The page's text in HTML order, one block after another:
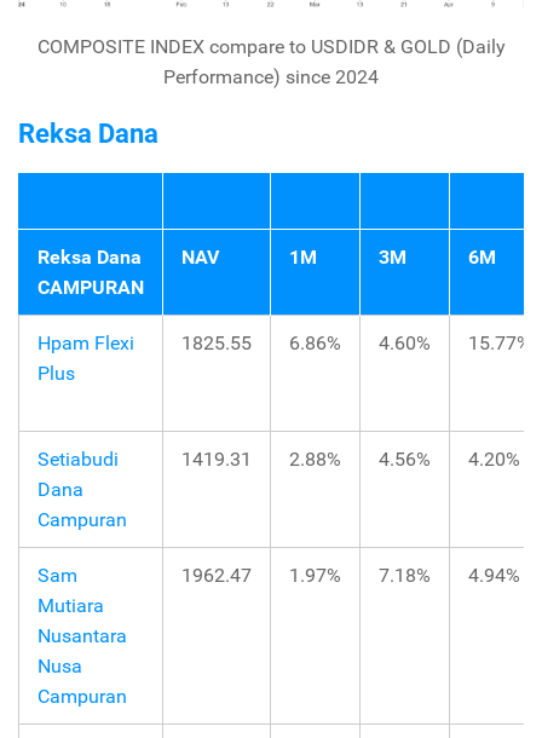
COMPOSITE INDEX compare to USDIDR & GOLD (Daily
Performance) since 2024
Reksa Dana
Reksa Dana
CAMPURAN
NAV 1M 3M 6M
Hpam Flexi
Plus
1825.55 6.86% 4.60% 15.77%
Setiabudi
Dana
Campuran
1419.31 2.88% 4.56% 4.20%
Sam
Mutiara
Nusantara
Nusa
Campuran
1962.47 1.97% 7.18% 4.94%